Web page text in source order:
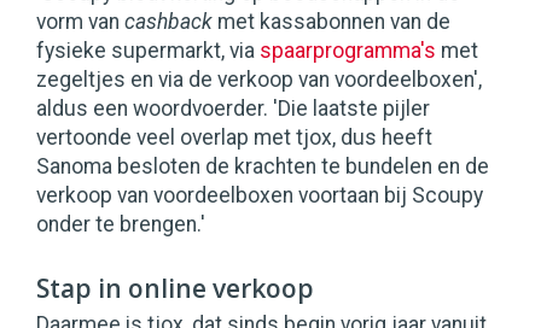
vorm van cashback met kassabonnen van de
fysieke supermarkt, via spaarprogramma's met
zegeltjes en via de verkoop van voordeelboxen',
aldus een woordvoerder. 'Die laatste pijler
vertoonde veel overlap met tjox, dus heeft
Sanoma besloten de krachten te bundelen en de
verkoop van voordeelboxen voortaan bij Scoupy
onder te brengen.'
Stap in online verkoop